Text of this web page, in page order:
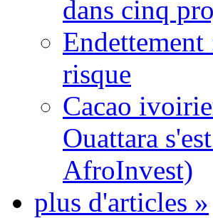
dans cinq
risque
Cacao
Ouattara
AfroInvest)
plus d'articles »